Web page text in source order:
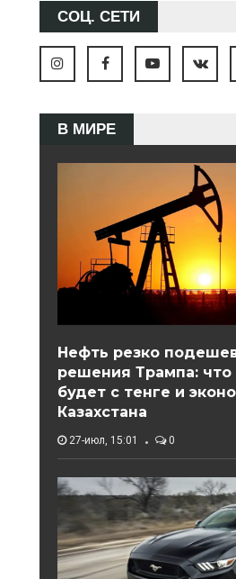
СОЦ. СЕТИ
В МИРЕ
Нефть резко
решения Трампа: что
будет с тенге и
Казахстана
27-июл, 15:01 0